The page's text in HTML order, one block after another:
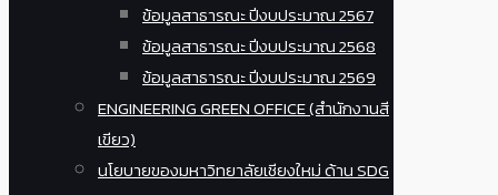
ข้อมูลสาธารณะ ปีงบประมาณ 2567
ข้อมูลสาธารณะ ปีงบประมาณ 2568
ข้อมูลสาธารณะ ปีงบประมาณ 2569
ENGINEERING GREEN OFFICE (สำนักงานสี
เขียว)
นโยบายของมหาวิทยาลัยเชียงใหม่ ด้าน SDG